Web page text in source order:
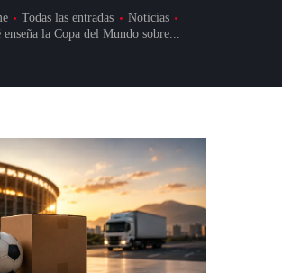
Todas las entradas
Noticias
enseña la Copa del Mundo sobre...